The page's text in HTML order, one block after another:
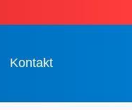
Kontakt